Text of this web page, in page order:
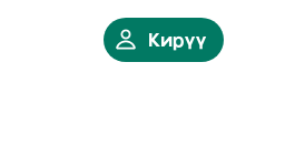
Кирүү